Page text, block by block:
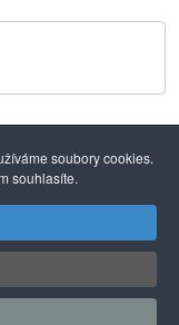
a veřejných
00 Praha 5, +420
soubory cookies.
souhlasíte.